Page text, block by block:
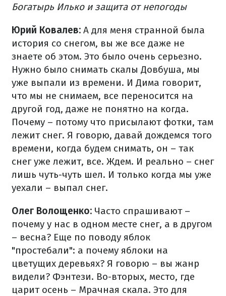
Богатырь Илько и защита от непогоды
Юрий Ковалев: А для меня странной была
история со снегом, вы же все даже не
знаете об этом. Это было очень серьезно.
Нужно было снимать скалы Довбуша, мы
уже выпали из времени. И Дима говорит,
что мы не снимаем, все переносится на
другой год, даже не понятно на когда.
Почему – потому что присылают фотки, там
лежит снег. Я говорю, давай дождемся того
времени, когда будем снимать, он – так
снег уже лежит, все. Ждем. И реально – снег
лишь чуть-чуть шел. И только когда мы уже
уехали – выпал снег.
Олег Волощенко: Часто спрашивают –
почему у нас в одном месте снег, а в другом
– весна? Еще по поводу яблок
"простебали": а почему яблоки на
цветущих деревьях? Я говорю – вы жанр
видели? Фэнтези. Во-вторых, место, где
царит осень – Мрачная скала. Это для